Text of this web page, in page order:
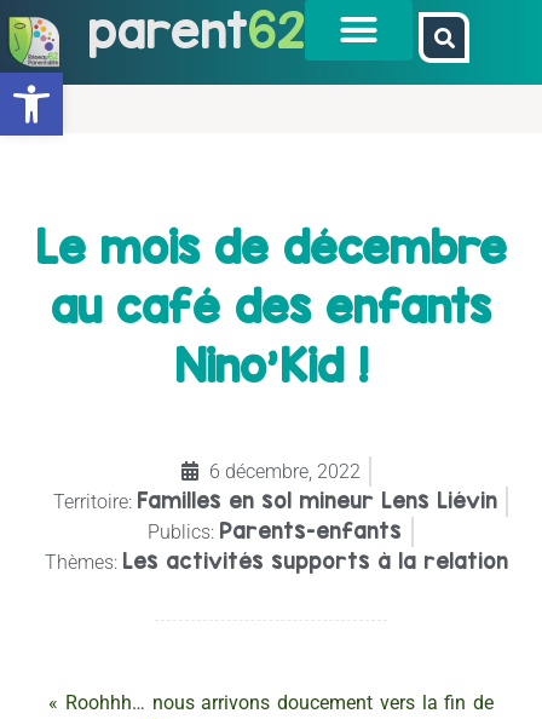
Ouvrir la barre d’outils
parent62
Le mois de décembre
au café des enfants
Nino’Kid !
6 décembre, 2022
Territoire: Familles en sol mineur Lens Liévin
Publics: Parents-enfants
Thèmes: Les activités supports à la relation
« Roohhh… nous arrivons doucement vers la fin de